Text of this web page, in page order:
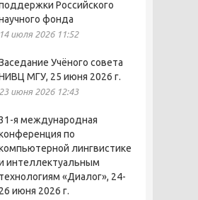
Российского
фонда
14 июля 2026 11:52
Учёного совета
МГУ, 25 июня 2026 г.
23 июня 2026 12:43
я международная
по
лингвистике
интеллектуальным
технологиям «Диалог», 24-
26 июня 2026 г.